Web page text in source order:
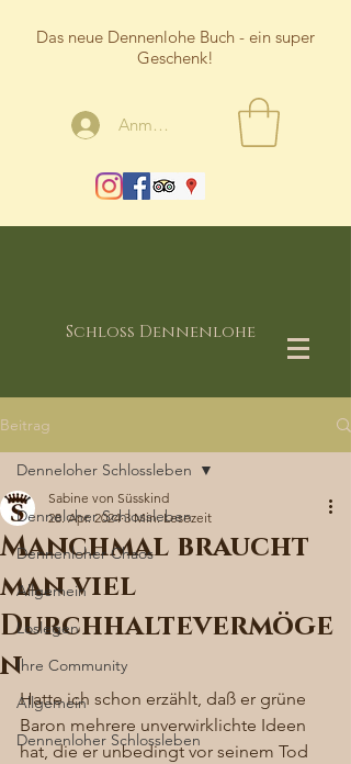
Das neue Dennenlohe Buch - ein super
Geschenk!
Anmelden
Schloss Dennenlohe
Beitrag
Denneloher Schlossleben
Dennenloher Chaos
Allgemein
Loslegen
Ihre Community
Allgemein
Dennenloher Schlossleben
Denneloher Schlossleben
Manchmal braucht
man viel
Durchhaltevermöge
n
Sabine von Süsskind
28. Apr. 2024 3 Min. Lesezeit
Hatte ich schon erzählt, daß er grüne
Baron mehrere unverwirklichte Ideen
hat, die er unbedingt vor seinem Tod